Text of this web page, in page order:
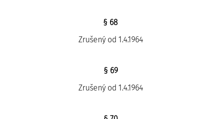
§ 68
Zrušený od 1.4.1964
§ 69
Zrušený od 1.4.1964